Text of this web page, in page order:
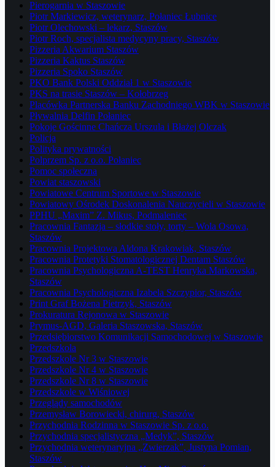
Pierogarnia w Staszowie
Piotr Markiewicz, weterynarz, Połaniec Łubnice
Piotr Olechowski – lekarz, Staszów
Piotr Roch, specjalista medycyny pracy, Staszów
Pizzeria Akwarium Staszów
Pizzeria Kaktus Staszów
Pizzeria Spoko Staszów
PKO Bank Polski Oddział 1 w Staszowie
PKS na trasie Staszów – Kołobrzeg
Placówka Partnerska Banku Zachodniego WBK w Staszowie
Pływalnia Delfin Połaniec
Pokoje Gościnne Chańcza Urszula i Błażej Olczak
Policja
Polityka prywatności
Polprzem Sp. z o.o. Połaniec
Pomoc społeczna
Powiat staszowski
Powiatowe Centrum Sportowe w Staszowie
Powiatowy Ośrodek Doskonalenia Nauczycieli w Staszowie
PPHU „Maxim” Z. Mikus, Podmaleniec
Pracownia Fantazja – słodkie stoły, torty – Wola Osowa,
Staszów
Pracownia Projektowa Aldona Krakowiak, Staszów
Pracownia Protetyki Stomatologicznej Dentam Staszów
Pracownia Psychologiczna A-TEST Henryka Markowska,
Staszów
Pracownia Psychologiczna Izabela Szczypior, Staszów
Print Graf Bożena Pietrzyk, Staszów
Prokuratura Rejonowa w Staszowie
Prymus-AGD, Galeria Staszowska, Staszów
Przedsiębiorstwo Komunikacji Samochodowej w Staszowie
Przedszkola
Przedszkole Nr 3 w Staszowie
Przedszkole Nr 4 w Staszowie
Przedszkole Nr 8 w Staszowie
Przedszkole w Wiśniowej
Przeglądy samochodów
Przemysław Borowiecki, chirurg, Staszów
Przychodnia Rodzinna w Staszowie Sp. z o.o.
Przychodnia specjalistyczna „Medyk”, Staszów
Przychodnia weterynaryjna „Zwierzak”, Justyna Pomian,
Staszów